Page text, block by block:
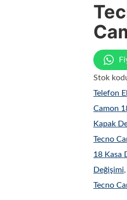
Stok
Telefon
Camon
Kapak
Tecno
18 Kasa
Değişimi,
Tecno